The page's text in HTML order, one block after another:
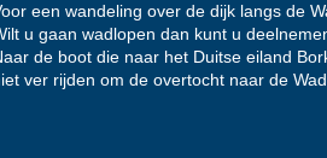
een wandeling over de dijk langs de
u gaan wadlopen dan kunt u
de boot die naar het Duitse eiland
ver rijden om de overtocht naar de